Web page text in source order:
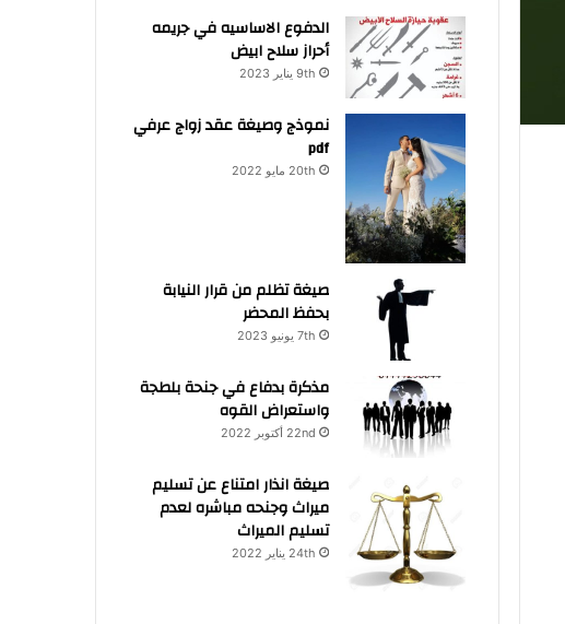
الدفوع الاساسيه في جريمه
أحراز سلاح ابيض
9th يناير 2023
نموذج وصيغة عقد زواج عرفي
pdf
20th مايو 2022
صيغة تظلم من قرار النيابة
بحفظ المحضر
7th يونيو 2023
مذكرة بدفاع في جنحة بلطجة
واستعراض القوه
22nd أكتوبر 2022
صيغة انذار امتناع عن تسليم
ميراث وجنحه مباشره لعدم
تسليم الميراث
24th يناير 2022